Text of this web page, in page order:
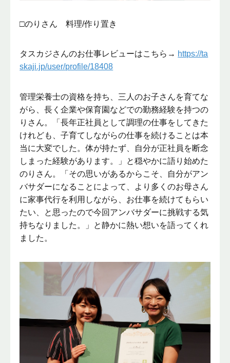
□のりさん 料理/作り置き
タスカジさんのお仕事レビューはこちら→ https://ta
skaji.jp/user/profile/18408
管理栄養士の資格を持ち、三人のお子さんを育てな
がら、長く企業や保育園などでの勤務経験を持つの
りさん。「長年正社員として調理の仕事をしてきた
けれども、子育てしながらの仕事を続けることは本
当に大変でした。体が持たず、自分が正社員を断念
しまった経験があります。」と穏やかに語り始めた
のりさん。「その思いがあるからこそ、自分がアン
バサダーになることによって、より多くのお母さん
に家事代行を利用しながら、お仕事を続けてもらい
たい、と思ったので今回アンバサダーに挑戦する気
持ちなりました。」と静かに熱い想いを語ってくれ
ました。